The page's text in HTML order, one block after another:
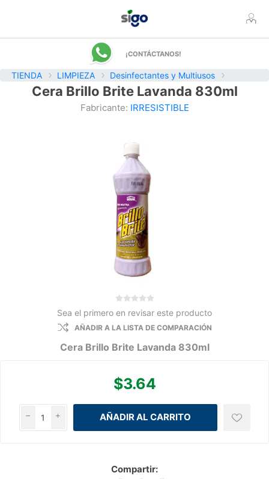
¡CONTÁCTANOS!
TIENDA LIMPIEZA Desinfectantes y Multiusos
Cera Brillo Brite Lavanda 830ml
Fabricante: IRRESISTIBLE
Sea el primero en revisar este producto
AÑADIR A LA LISTA DE COMPARACIÓN
Cera Brillo Brite Lavanda 830ml
$3.64
i
h
Compartir: